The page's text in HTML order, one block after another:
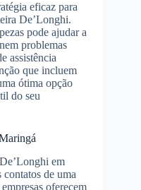
eficaz para
De’Longhi.
pode ajudar a
problemas
assistência
que incluem
ótima opção
do seu
em
de uma
oferecem